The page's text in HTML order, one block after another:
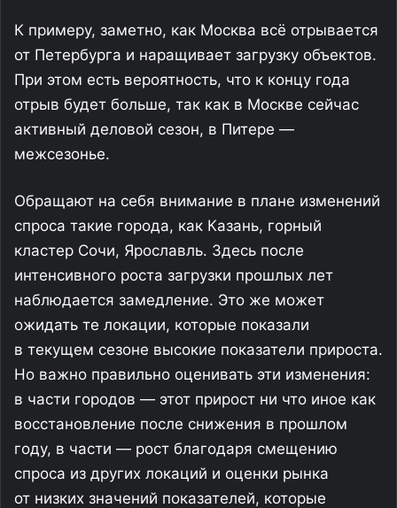
К примеру, заметно, как Москва всё отрывается
от Петербурга и наращивает загрузку объектов.
При этом есть вероятность, что к концу года
отрыв будет больше, так как в Москве сейчас
активный деловой сезон, в Питере —
межсезонье.
Обращают на себя внимание в плане изменений
спроса такие города, как Казань, горный
кластер Сочи, Ярославль. Здесь после
интенсивного роста загрузки прошлых лет
наблюдается замедление. Это же может
ожидать те локации, которые показали
в текущем сезоне высокие показатели прироста.
Но важно правильно оценивать эти изменения:
в части городов — этот прирост ни что иное как
восстановление после снижения в прошлом
году, в части — рост благодаря смещению
спроса из других локаций и оценки рынка
от низких значений показателей, которые